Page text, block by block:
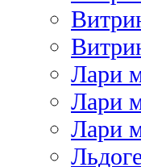
Лари
Лари
Лари